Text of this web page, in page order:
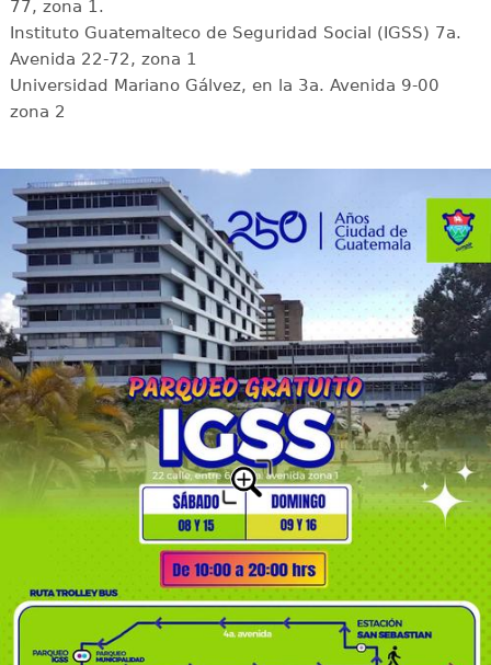
77, zona 1.
Instituto Guatemalteco de Seguridad Social (IGSS) 7a.
Avenida 22-72, zona 1
Universidad Mariano Gálvez, en la 3a. Avenida 9-00
zona 2